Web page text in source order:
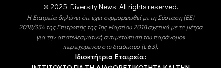
© 2025 Diversity Νews. All rights reserved.
Η Εταιρεία δηλώνει ότι έχει συμμορφωθεί με τη Σύσταση (ΕΕ)
2018/334 της Επιτροπής της 1ης Μαρτίου 2018 σχετικά με τα μέτρα
για την αποτελεσματική αντιμετώπιση του παράνομου
περιεχομένου στο διαδίκτυο (L 63).
Ιδιοκτήτρια Εταιρεία: